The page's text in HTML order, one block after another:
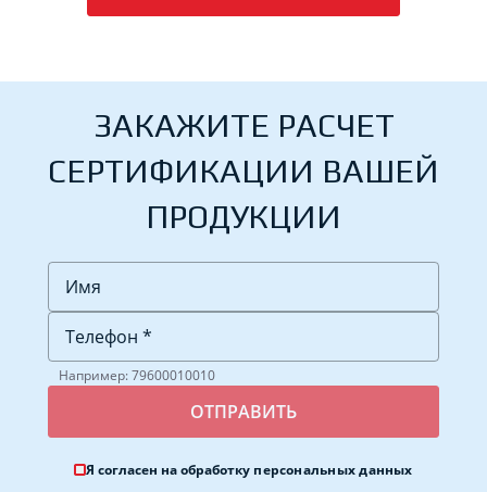
ЗАКАЖИТЕ РАСЧЕТ
СЕРТИФИКАЦИИ ВАШЕЙ
ПРОДУКЦИИ
Например: 79600010010
Я согласен на обработку персональных данных